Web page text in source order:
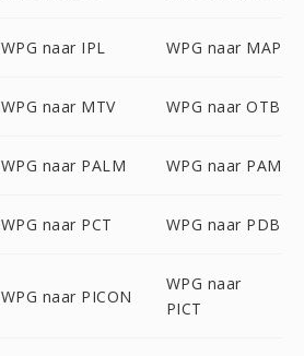
WPG naar IPL WPG naar MAP
WPG naar MTV WPG naar OTB
WPG naar PALM WPG naar PAM
WPG naar PCT WPG naar PDB
WPG naar PICON
WPG naar
PICT